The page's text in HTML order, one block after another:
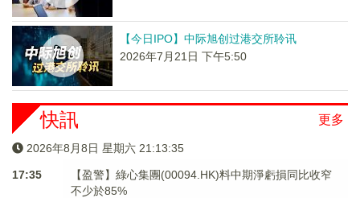
【今日IPO】中际旭创过港交所聆讯
2026年7月21日 下午5:50
更多
快訊
2026年8月8日 星期六 21:13:35
17:35
【盈警】綠心集團(00094.HK)料中期淨虧損同比收窄
不少於85%